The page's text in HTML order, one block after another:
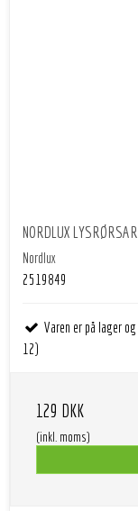
NORDLUX
Nordlux
2519849
Varen er på lager
12)
129 DKK
(inkl. moms)